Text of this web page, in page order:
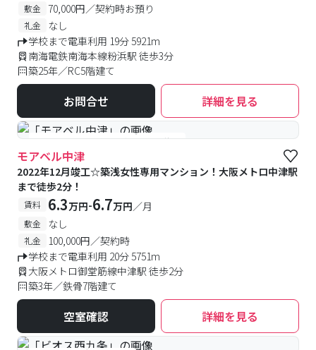
敷金 70,000円／契約時お預り
礼金
なし
学校まで電車利用 19分 5921m
南海電鉄南海本線粉浜駅 徒歩3分
築25年／RC5階建て
お問合せ 詳細を見る
#女性専用 #予約受付中 #空室待ち
モアベル中津
2022年12月竣工☆築浅女性専用マンション！大阪メトロ中津駅
まで徒歩2分！
賃料 6.3万円-6.7万円／月
敷金 なし
礼金
100,000円／契約時
学校まで電車利用 20分 5751m
大阪メトロ御堂筋線中津駅 徒歩2分
築3年／鉄骨7階建て
空室確認 詳細を見る